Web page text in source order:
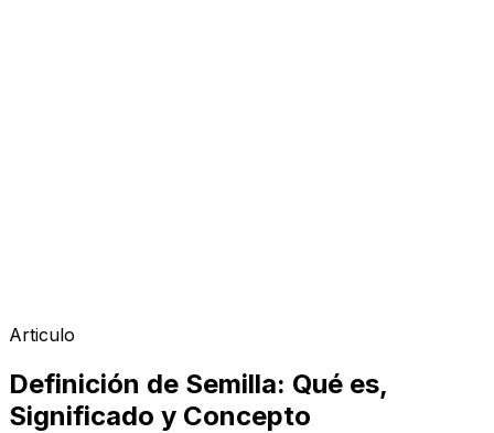
Articulo
Definición de Semilla: Qué es,
Significado y Concepto